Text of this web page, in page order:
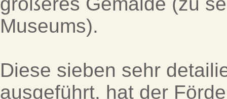
Museums).
Diese sieben sehr
ausgeführt, hat der